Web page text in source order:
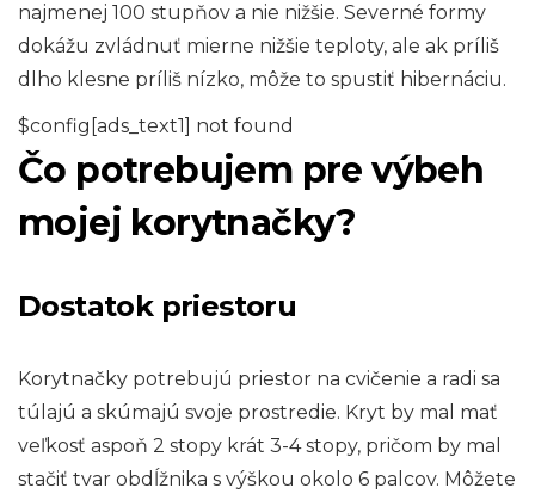
najmenej 100 stupňov a nie nižšie. Severné formy
dokážu zvládnuť mierne nižšie teploty, ale ak príliš
dlho klesne príliš nízko, môže to spustiť hibernáciu.
$config[ads_text1] not found
Čo potrebujem pre výbeh
mojej korytnačky?
Dostatok priestoru
Korytnačky potrebujú priestor na cvičenie a radi sa
túlajú a skúmajú svoje prostredie. Kryt by mal mať
veľkosť aspoň 2 stopy krát 3-4 stopy, pričom by mal
stačiť tvar obdĺžnika s výškou okolo 6 palcov. Môžete